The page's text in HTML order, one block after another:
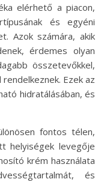
elérhető a piacon,
és egyéni
Azok számára, akik
érdemes olyan
összetevőkkel,
Ezek az
hidratálásában, és
fontos télen,
helyiségek levegője
krém használata
és